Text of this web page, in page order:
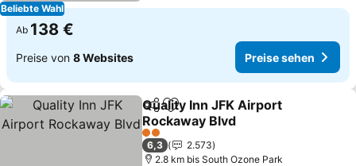
Beliebte Wahl
Ab 138 €
Preise von 8 Websites Preise sehen
TeilenZu Favoriten hinzufügen
Quality Inn JFK Airport
Rockaway Blvd
Preise sehen
2 Sterne
6,3
2.573
2.8 km bis South Ozone Park